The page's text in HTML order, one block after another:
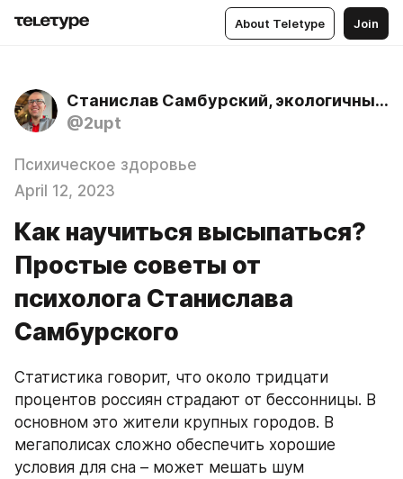
About Teletype Join
Станислав Самбурский, экологичный психолог
@2upt
Психическое здоровье
April 12, 2023
Как научиться высыпаться?
Простые советы от
психолога Станислава
Самбурского
Статистика говорит, что около тридцати
процентов россиян страдают от бессонницы. В
основном это жители крупных городов. В
мегаполисах сложно обеспечить хорошие
условия для сна – может мешать шум